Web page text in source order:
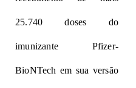
25.740 doses do
imunizante Pfizer-
BioNTech em sua versão